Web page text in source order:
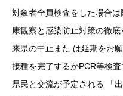
対象者全員検査をした場合
康観察と感染防止対策の徹
来県の中止また は延期をお
接種を完了するかPCR等検
県民と交流が予定される 「